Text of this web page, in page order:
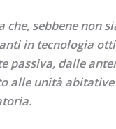
che, sebbenenon
in tecnologia
passiva, dalle
alle unità abitative